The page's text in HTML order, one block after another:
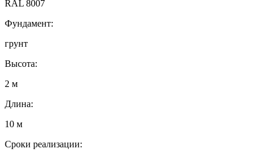
RAL 8007
Фундамент:
грунт
Высота:
2 м
Длина:
10 м
Сроки реализации: